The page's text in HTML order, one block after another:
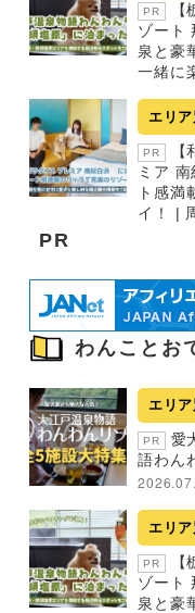
PR
【
ゾート
泉と豪
一緒に
エリ
PR
【
ミア
ト感満
イ！ |
PR
わんことお
エリ
PR
愛
語わん
エリ
PR
【
ゾート
泉と豪